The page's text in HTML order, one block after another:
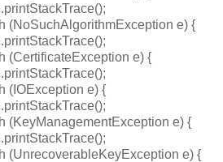
e) {
e) {
e) {
e) {
e) {